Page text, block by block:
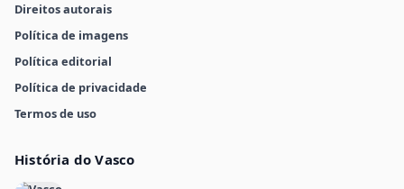
Direitos autorais
Política de imagens
Política editorial
Política de privacidade
Termos de uso
História do Vasco